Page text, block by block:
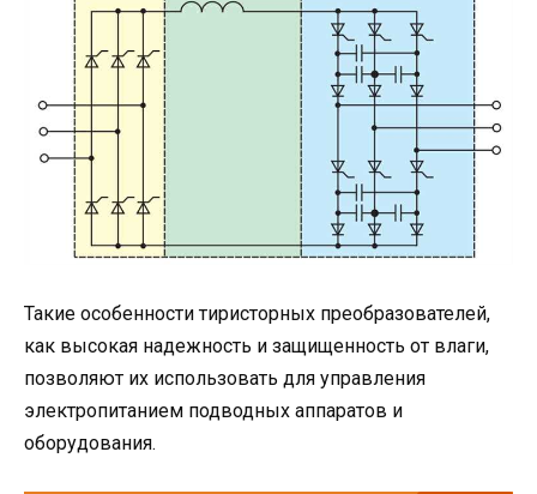
Такие особенности тиристорных преобразователей,
как высокая надежность и защищенность от влаги,
позволяют их использовать для управления
электропитанием подводных аппаратов и
оборудования.